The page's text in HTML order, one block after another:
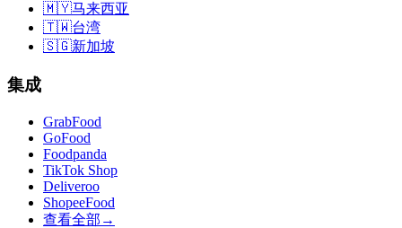
🇲🇾马来西亚
🇹🇼台湾
🇸🇬新加坡
集成
GrabFood
GoFood
Foodpanda
TikTok Shop
Deliveroo
ShopeeFood
查看全部 →